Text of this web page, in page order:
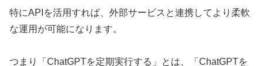
特にAPIを活用すれば、外部サービスと連携してより柔軟
な運用が可能になります。
つまり「ChatGPTを定期実行する」とは、「ChatGPTを